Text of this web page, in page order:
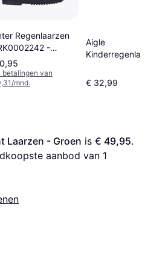
Regenlaarzen
-
betalingen van
mnd.
Aigle
€ 32,99
Laarzen - Groen is € 49,95.
aanbod van 1